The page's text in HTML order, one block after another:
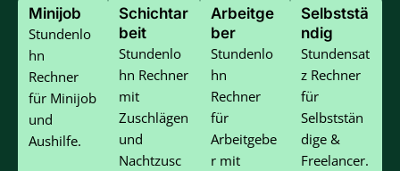
Minijob
Stundenlo
hn
Rechner
für Minijob
und
Aushilfe.
Schichtar
beit
Stundenlo
hn Rechner
mit
Zuschlägen
und
Nachtzusc
Arbeitge
ber
Stundenlo
hn
Rechner
für
Arbeitgebe
r mit
Selbststä
ndig
Stundensat
z Rechner
für
Selbststän
dige &
Freelancer.